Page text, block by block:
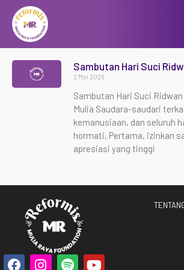
Sambutan Hari Suci
2 Mei 2026
Sambutan Hari Suci
Mulia Saudara-saudari
kemanusiaan, dan seluruh
hormati, Pertama, izinkan
apresiasi yang tinggi